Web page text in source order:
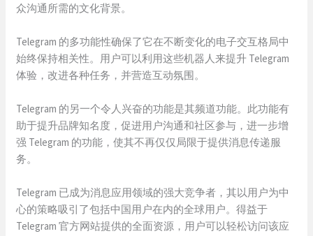
众沟通所需的文化背景。
Telegram 的多功能性确保了它在不断变化的电子交互格局中
始终保持相关性。用户可以利用这些机器人来提升 Telegram
体验，改进各种任务，并营造互动氛围。
Telegram 的另一个令人兴奋的功能是其频道功能。此功能有
助于提升品牌知名度，促进用户沟通和社区参与，进一步增
强 Telegram 的功能，使其不再仅仅局限于提供消息传递服
务。
Telegram 已成为消息应用领域的强大竞争者，其以用户为中
心的策略吸引了包括中国用户在内的全球用户。得益于
Telegram 官方网站提供的全面资源，用户可以轻松访问该应